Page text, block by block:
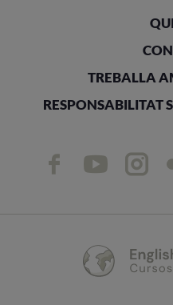
TREBALLA
RESPONSABILITAT